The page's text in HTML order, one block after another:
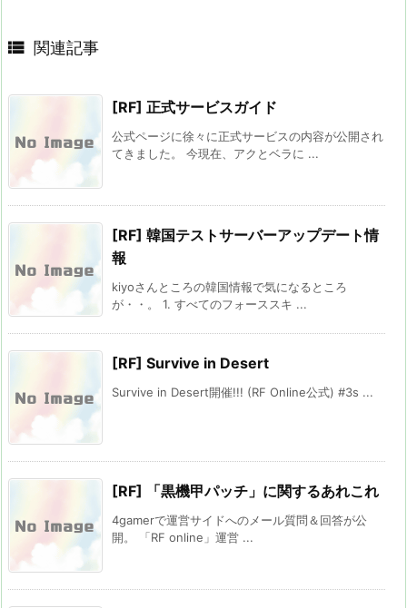
 関連記事
[RF] 正式サービスガイド
公式ページに徐々に正式サービスの内容が公開され
てきました。 今現在、アクとベラに ...
[RF] 韓国テストサーバーアップデート情
報
kiyoさんところの韓国情報で気になるところ
が・・。 1. すべてのフォーススキ ...
[RF] Survive in Desert
Survive in Desert開催!!! (RF Online公式) #3s ...
[RF] 「黒機甲パッチ」に関するあれこれ
4gamerで運営サイドへのメール質問＆回答が公
開。 「RF online」運営 ...